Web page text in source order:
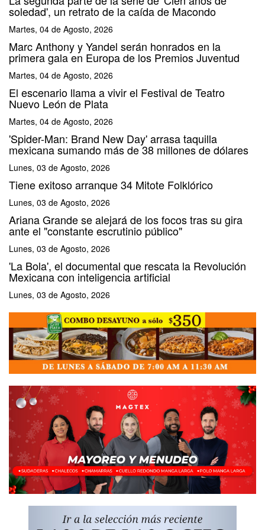
soledad', un retrato de la caída de Macondo
Martes, 04 de Agosto, 2026
Marc Anthony y Yandel serán honrados en la
primera gala en Europa de los Premios Juventud
Martes, 04 de Agosto, 2026
El escenario llama a vivir el Festival de Teatro
Nuevo León de Plata
Martes, 04 de Agosto, 2026
'Spider-Man: Brand New Day' arrasa taquilla
mexicana sumando más de 38 millones de dólares
Lunes, 03 de Agosto, 2026
Tiene exitoso arranque 34 Mitote Folklórico
Lunes, 03 de Agosto, 2026
Ariana Grande se alejará de los focos tras su gira
ante el "constante escrutinio público"
Lunes, 03 de Agosto, 2026
'La Bola', el documental que rescata la Revolución
Mexicana con inteligencia artificial
Lunes, 03 de Agosto, 2026